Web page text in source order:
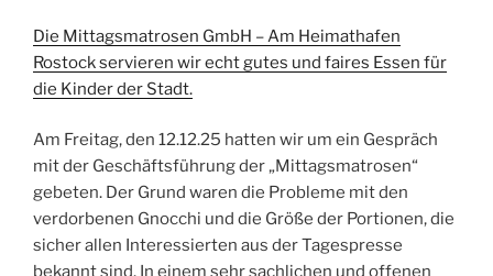
Die Mittagsmatrosen GmbH – Am Heimathafen
Rostock servieren wir echt gutes und faires Essen für
die Kinder der Stadt.
Am Freitag, den 12.12.25 hatten wir um ein Gespräch
mit der Geschäftsführung der „Mittagsmatrosen“
gebeten. Der Grund waren die Probleme mit den
verdorbenen Gnocchi und die Größe der Portionen, die
sicher allen Interessierten aus der Tagespresse
bekannt sind. In einem sehr sachlichen und offenen